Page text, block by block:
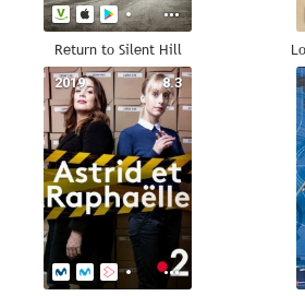
Return to Silent Hill
8.3
2019